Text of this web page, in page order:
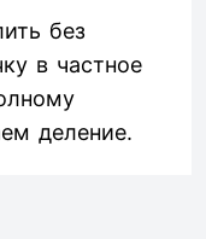
без
в частное
деление.